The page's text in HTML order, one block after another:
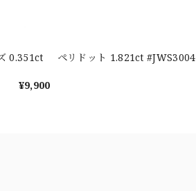
0.351ct
¥9,900
ペリドット 1.821ct #JWS3004